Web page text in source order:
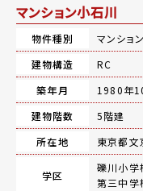
マンション小石川
物件種別
マンション
建物構造
RC
築年月
1980年
建物階数
5階建
所在地
東京都
学区
礫川小学
第三中学